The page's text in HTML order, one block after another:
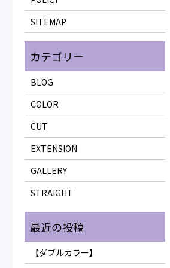
SITEMAP
BLOG
COLOR
CUT
EXTENSION
GALLERY
STRAIGHT
【ダブルカラー】